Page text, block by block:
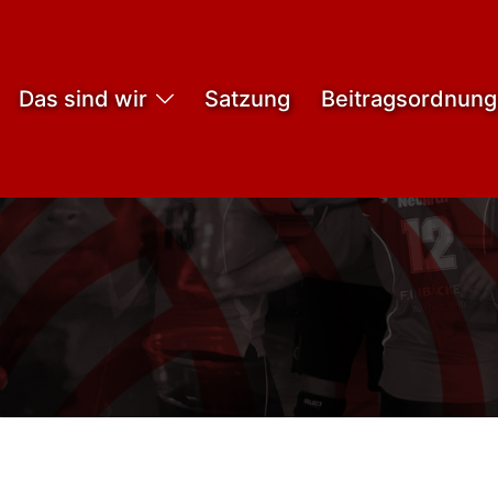
Das sind wir Satzung Beitragsordnung